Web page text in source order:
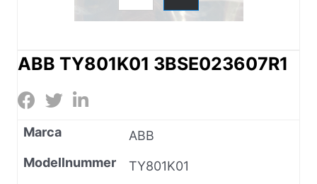
ABB TY801K01 3BSE023607R1
Marca
ABB
Modellnummer
TY801K01